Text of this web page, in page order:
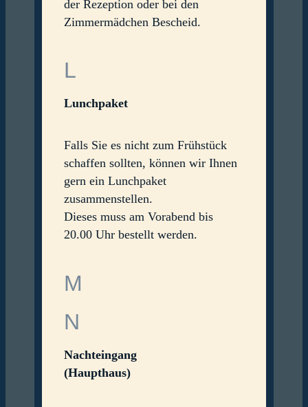
der Rezeption oder bei den
Zimmermädchen Bescheid.
L
Lunchpaket
Falls Sie es nicht zum Frühstück
schaffen sollten, können wir Ihnen
gern ein Lunchpaket
zusammenstellen.
Dieses muss am Vorabend bis
20.00 Uhr bestellt werden.
M
N
Nachteingang
(Haupthaus)